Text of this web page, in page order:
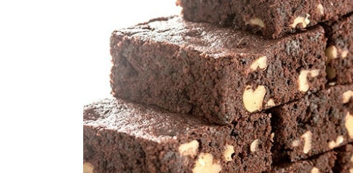
Americas
EnglishEspañolFrançaisPortuguês
Benelux
Nederlands
DACH region
Deutsch